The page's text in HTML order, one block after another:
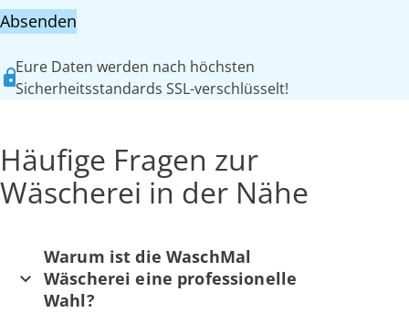
Absenden
Eure Daten werden nach höchsten
Sicherheitsstandards SSL-verschlüsselt!
Häufige Fragen zur
Wäscherei in der Nähe
Warum ist die WaschMal
Wäscherei eine professionelle
Wahl?